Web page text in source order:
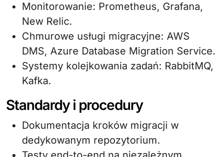
Monitorowanie: Prometheus, Grafana,
New Relic.
Chmurowe usługi migracyjne: AWS
DMS, Azure Database Migration Service.
Systemy kolejkowania zadań: RabbitMQ,
Kafka.
Standardy i procedury
Dokumentacja kroków migracji w
dedykowanym repozytorium.